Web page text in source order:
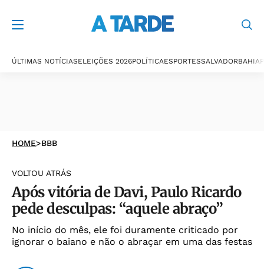
ÚLTIMAS NOTÍCIASELEIÇÕES 2026POLÍTICAESPORTESSALVADORBAHIA
HOME>BBB
VOLTOU ATRÁS
Após vitória de Davi, Paulo Ricardo
pede desculpas: “aquele abraço”
No início do mês, ele foi duramente criticado por
ignorar o baiano e não o abraçar em uma das festas